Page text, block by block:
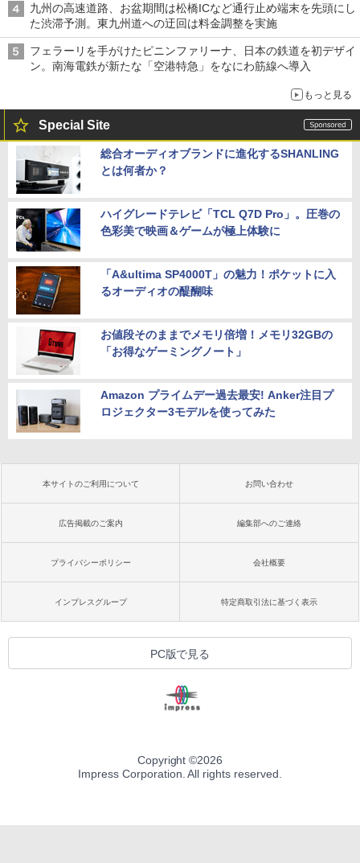
九州の高速道路、お盆期間は松橋ICなど通行止め端末を先頭にし
た渋滞予測。東九州道への迂回は料金調整を実施
フェラーリを手がけたピニンファリーナ、日本の鉄道を初デザイ
ン。南海電鉄が新たな「空港特急」をなにわ筋線へ導入
もっと見る
Special Site
総合オーディオブランドに進化するSHANLING
とは何者か？
ハイグレードテレビ「TCL Q7D Pro」。圧巻の
色彩美で映画＆ゲームが極上体験に
「A&ultima SP4000T」の魅力！ポケットに入
るオーディオの醍醐味
お値段そのままでメモリ倍増！メモリ32GBの
「お得なゲーミングノート」
Amazon プライムデー過去最安! Anker注目プ
ロジェクター3モデルを使ってみた
本サイトのご利用について お問い合わせ
広告掲載のご案内 編集部へのご連絡
プライバシーポリシー 会社概要
インプレスグループ 特定商取引法に基づく表示
PC版で見る
Copyright ©2026
Impress Corporation. All rights reserved.